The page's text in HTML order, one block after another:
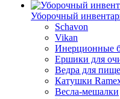
Уборочный
Schavon
Vikan
Инерционные
Ершики для
Ведра для
Катушки
Весла-мешалки